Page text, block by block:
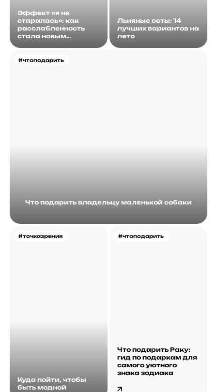
Эффект «я не
старалась»: как
расслабленность
стала новым
#чтоподарить
Что подарить владельцу маленькой собаки
Льняные сеты: 14
лучших вариантов на
лето
#точказрения
Куда пойти, чтобы
быть модной
#чтоподарить
Что подарить Раку:
гид по подаркам для
самого уютного
знака зодиака